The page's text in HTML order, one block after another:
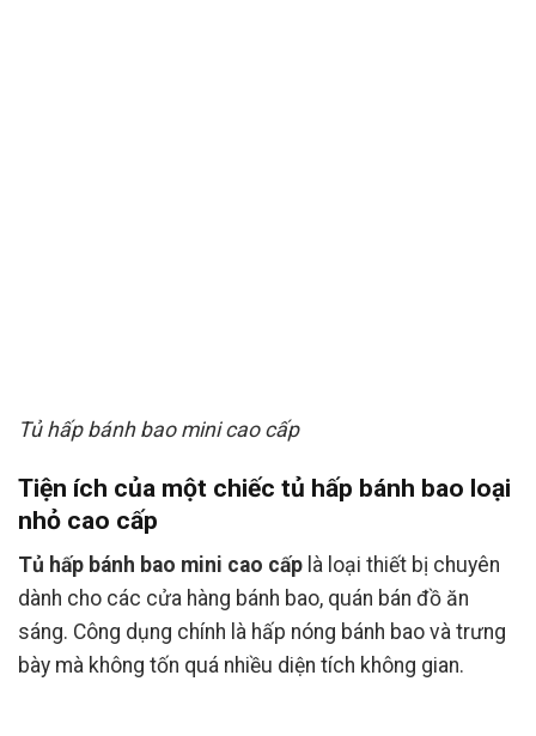
Tủ hấp bánh bao mini cao cấp
Tiện ích của một chiếc tủ hấp bánh bao loại
nhỏ cao cấp
Tủ hấp bánh bao mini cao cấp là loại thiết bị chuyên
dành cho các cửa hàng bánh bao, quán bán đồ ăn
sáng. Công dụng chính là hấp nóng bánh bao và trưng
bày mà không tốn quá nhiều diện tích không gian.